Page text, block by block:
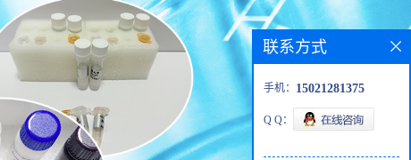
联系方式
手机： 15021281375
Q Q：